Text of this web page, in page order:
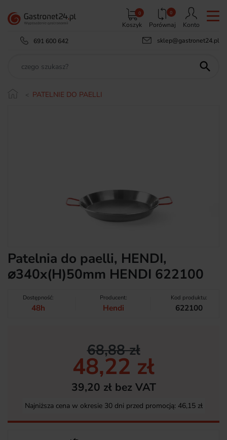
Koszyk
0 0
Porównaj
Konto
691 600 642
sklep@gastronet24.pl

PATELNIE DO PAELLI
Patelnia do paelli, HENDI,
⌀340x(H)50mm HENDI 622100
Dostępność:
48h
Producent:
Hendi
Kod produktu:
622100
68,88 zł
48,22 zł
39,20 zł bez VAT
Najniższa cena w okresie 30 dni przed promocją: 46,15 zł